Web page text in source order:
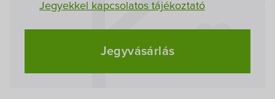
Jegyekkel kapcsolatos tájékoztató
Jegyvásárlás